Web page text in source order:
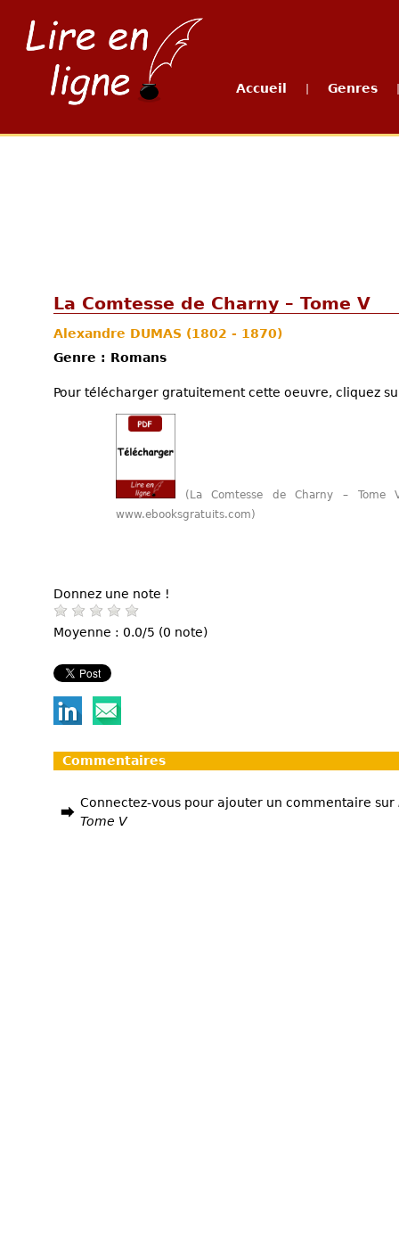
Accueil Genres
La Comtesse de Charny – Tome V
Alexandre DUMAS (1802 - 1870)
Genre : Romans
Pour télécharger gratuitement cette oeuvre, cliquez
(La Comtesse de Charny – Tome
www.ebooksgratuits.com)
Donnez une note !
Moyenne : 0.0/5 (0 note)
Commentaires
Connectez-vous pour ajouter un commentaire sur
Tome V